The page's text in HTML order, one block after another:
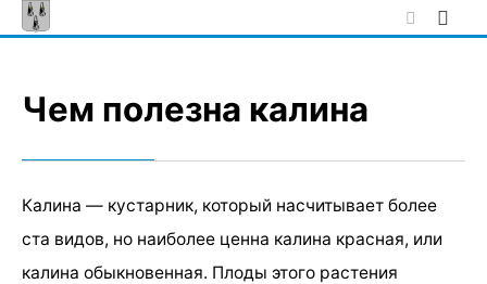
Skip
to
Чем полезна калина
Калина — кустарник, который насчитывает более
ста видов, но наиболее ценна калина красная, или
калина обыкновенная. Плоды этого растения